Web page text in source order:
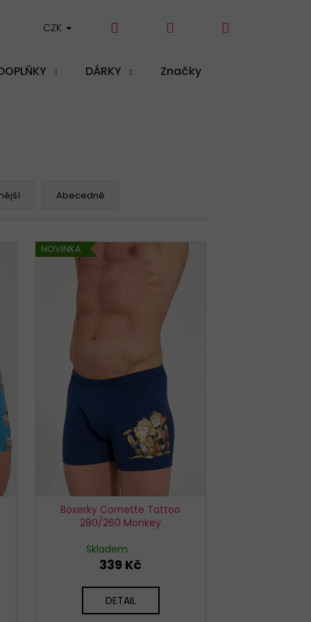
DÁRKY Značky
CZK Přihlášení
Abecedně
NOVINKA
Boxerky Cornette Tattoo
280/260 Monkey
Skladem
339 Kč
DETAIL
SIMPLE BÉŽOVÉ